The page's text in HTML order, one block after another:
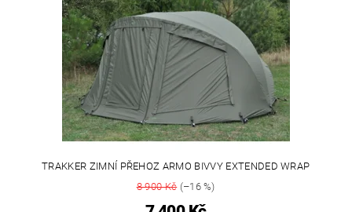
TRAKKER ZIMNÍ PŘEHOZ ARMO BIVVY EXTENDED WRAP
8 900 Kč(–16 %)